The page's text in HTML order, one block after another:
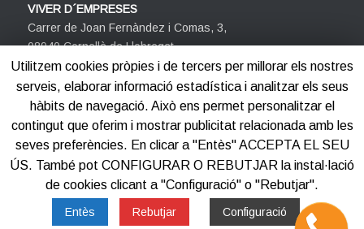
VIVER D´EMPRESES
Carrer de Joan Fernàndez i Comas, 3,
08940 Cornellà de Llobregat
Barcelona
Telèfon: 93 474 80 42
©2012-2025 Centre d'Empreses PROCORNELLÀ
Utilitzem cookies pròpies i de tercers per millorar els nostres
serveis, elaborar informació estadística i analitzar els seus
hàbits de navegació. Això ens permet personalitzar el
contingut que oferim i mostrar publicitat relacionada amb les
seves preferències. En clicar a "Entès" ACCEPTA EL SEU
ÚS. També pot CONFIGURAR O REBUTJAR la instal·lació
de cookies clicant a "Configuració" o "Rebutjar".
Entès Rebutjar Configuració